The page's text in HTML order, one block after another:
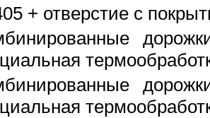
+ отверстие с